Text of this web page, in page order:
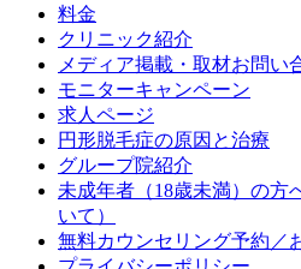
料金
クリニック紹介
メディア掲載・取材お問い
モニターキャンペーン
求人ページ
円形脱毛症の原因と治療
グループ院紹介
未成年者（18歳未満）の方
いて）
無料カウンセリング予約／